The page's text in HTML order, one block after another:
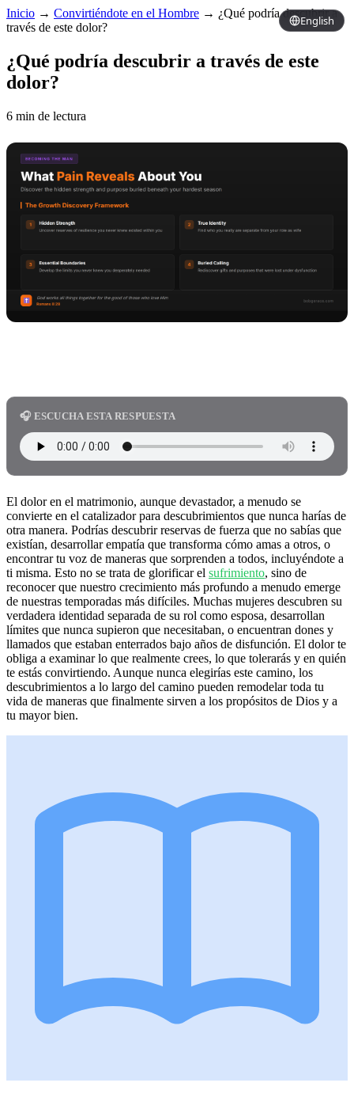
English
Inicio → Convirtiéndote en el Hombre → ¿Qué podría descubrir a
través de este dolor?
¿Qué podría descubrir a través de este
dolor?
6 min de lectura
🎧 ESCUCHA ESTA RESPUESTA
El dolor en el matrimonio, aunque devastador, a menudo se
convierte en el catalizador para descubrimientos que nunca harías de
otra manera. Podrías descubrir reservas de fuerza que no sabías que
existían, desarrollar empatía que transforma cómo amas a otros, o
encontrar tu voz de maneras que sorprenden a todos, incluyéndote a
ti misma. Esto no se trata de glorificar el sufrimiento, sino de
reconocer que nuestro crecimiento más profundo a menudo emerge
de nuestras temporadas más difíciles. Muchas mujeres descubren su
verdadera identidad separada de su rol como esposa, desarrollan
límites que nunca supieron que necesitaban, o encuentran dones y
llamados que estaban enterrados bajo años de disfunción. El dolor te
obliga a examinar lo que realmente crees, lo que tolerarás y en quién
te estás convirtiendo. Aunque nunca elegirías este camino, los
descubrimientos a lo largo del camino pueden remodelar toda tu
vida de maneras que finalmente sirven a los propósitos de Dios y a
tu mayor bien.